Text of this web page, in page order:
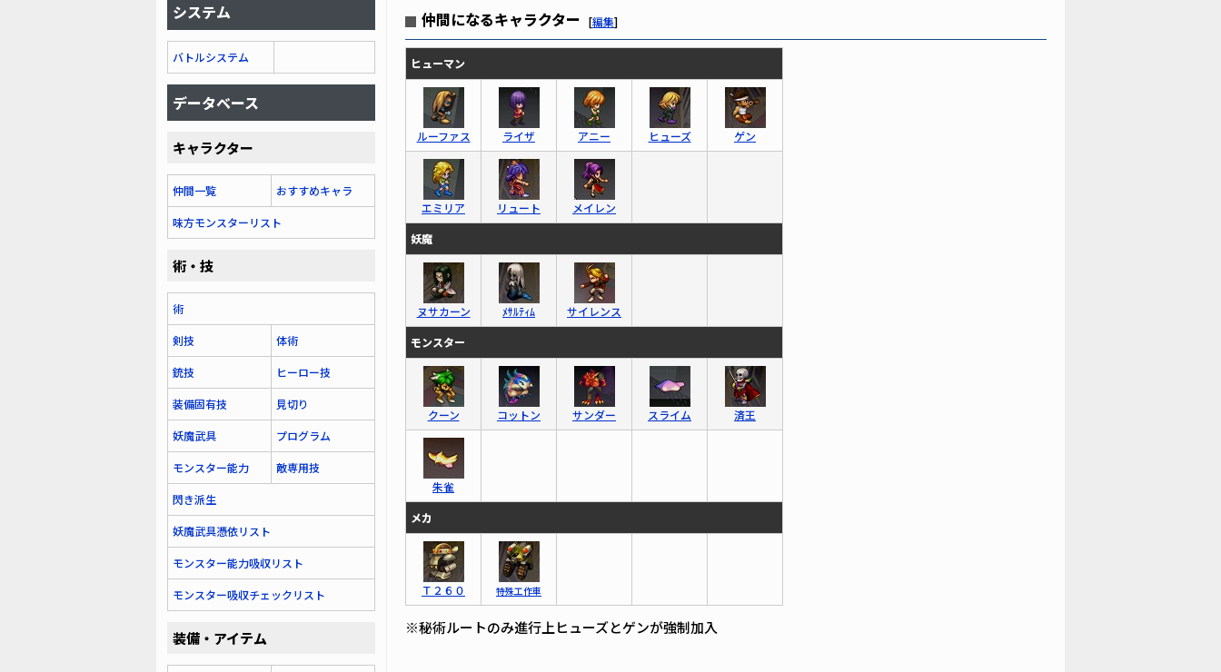
仲間になるキャラクター [編集]
ヒューマン
ルーファス ライザ アニー ヒューズ ゲン
エミリア リュート
メイレン
妖魔
ヌサカーン ﾒｻﾙﾃｨﾑ
サイレンス
モンスター
クーン コットン サンダー スライム 済王
朱雀
メカ
Ｔ２６０ 特殊工作車
※秘術ルートのみ進行上ヒューズとゲンが強制加入
システム
バトルシステム
データベース
キャラクター
仲間一覧 おすすめキャラ
味方モンスターリスト
術・技
術
剣技 体術
銃技 ヒーロー技
装備固有技 見切り
妖魔武具 プログラム
モンスター能力 敵専用技
閃き派生
妖魔武具憑依リスト
モンスター能力吸収リスト
モンスター吸収チェックリスト
装備・アイテム